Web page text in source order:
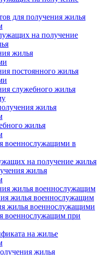
для получения жилья
на получение
жилья
постоянного жилья
служебного жилья
жилья
жилья
военнослужащими в
на получение жилья
жилья
жилья военнослужащим
жилья военнослужащим
жилья военнослужащими
военнослужащим при
на жилье
жилья